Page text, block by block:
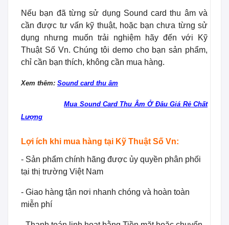
Nếu bạn đã từng sử dụng Sound card thu âm và
cần được tư vấn kỹ thuật, hoặc bạn chưa từng sử
dụng nhưng muốn trải nghiệm hãy đến với Kỹ
Thuật Số Vn. Chúng tôi demo cho bạn sản phẩm,
chỉ cần bạn thích, không cần mua hàng.
Xem thêm: Sound card thu âm
Mua Sound Card Thu Âm Ở Đâu Giá Rẻ Chất
Lượng
Lợi ích khi mua hàng tại Kỹ Thuật Số Vn:
- Sản phẩm chính hãng được ủy quyền phân phối
tại thị trường Việt Nam
- Giao hàng tận nơi nhanh chóng và hoàn toàn
miễn phí